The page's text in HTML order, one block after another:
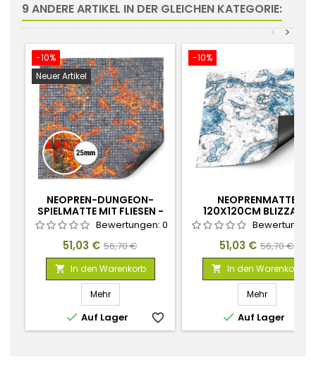
9 ANDERE ARTIKEL IN DER GLEICHEN KATEGORIE:
>
<
-10%
Neuer Artikel
NEOPREN-DUNGEON-
SPIELMATTE MIT FLIESEN -
LAVAFORGE DUNGEON
TILES 120×120CM
Bewertungen: 0
Preis
51,03 € Verkaufspreis
56,70 €
 In den Warenkorb
Mehr
 Auf Lager favorite_border
-10%
NEOPRENMATTE
120X120CM BLIZZARD
HOLLOWS
Preis
51,03 € 56,70 €
 In den Warenkorb
Mehr
 Auf Lager